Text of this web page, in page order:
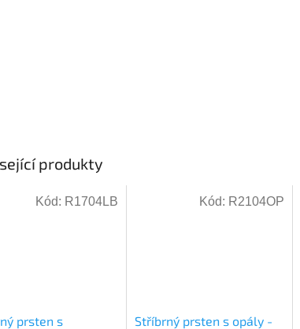
produkty
prsten s
Kód: R1704LB
Stříbrný prsten s opály -
Kód: R2104OP